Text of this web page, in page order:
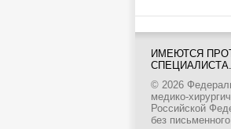
ИМЕЮТСЯ
СПЕЦИАЛИСТА.
© 2026
медико-
Российской
без